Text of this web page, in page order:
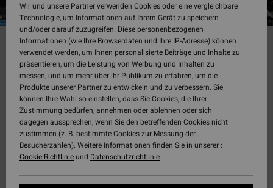
Wir und unsere Partner verwenden Cookies oder eine vergleichbare
Technologie, um Informationen auf Ihrem Gerät zu speichern
und/oder darauf zuzugreifen. Diese personenbezogenen
Informationen (wie Ihre Browserdaten und Ihre IP-Adresse) können
verwendet werden, um Ihnen personalisierte Beiträge und Inhalte zu
präsentieren, um die Leistung von Werbung und Inhalten zu
messen, und um mehr über ihr Publikum zu erfahren, um die
Produkte unserer Partner zu entwickeln und zu verbessern. Sie
können Ihre Wahl so einstellen, dass Sie Cookies, die Ihrer
Zustimmung bedürfen, annehmen oder ablehnen oder sich
dagegen aussprechen, wenn Sie den betreffenden Cookies nicht
zustimmen (z. B. bestimmte Cookies zur Messung der
Besucherzahlen). Weitere Informationen finden Sie in unserer :
Cookie-Richtlinieund Datenschutzrichtlinie